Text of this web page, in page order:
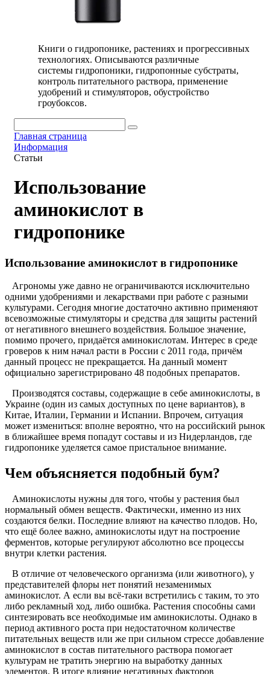
Книги о гидропонике, растениях и прогрессивных
технологиях. Описываются различные
системы гидропоники, гидропонные субстраты,
контроль питательного раствора, применение
удобрений и стимуляторов, обустройство
гроубоксов.
Главная страница
Информация
Статьи
Использование
аминокислот в
гидропонике
Использование аминокислот в гидропонике
Агрономы уже давно не ограничиваются исключительно
одними удобрениями и лекарствами при работе с разными
культурами. Сегодня многие достаточно активно применяют
всевозможные стимуляторы и средства для защиты растений
от негативного внешнего воздействия. Большое значение,
помимо прочего, придаётся аминокислотам. Интерес в среде
гроверов к ним начал расти в России с 2011 года, причём
данный процесс не прекращается. На данный момент
официально зарегистрировано 48 подобных препаратов.
Производятся составы, содержащие в себе аминокислоты, в
Украине (один из самых доступных по цене вариантов), в
Китае, Италии, Германии и Испании. Впрочем, ситуация
может измениться: вполне вероятно, что на российский рынок
в ближайшее время попадут составы и из Нидерландов, где
гидропонике уделяется самое пристальное внимание.
Чем объясняется подобный бум?
Аминокислоты нужны для того, чтобы у растения был
нормальный обмен веществ. Фактически, именно из них
создаются белки. Последние влияют на качество плодов. Но,
что ещё более важно, аминокислоты идут на построение
ферментов, которые регулируют абсолютно все процессы
внутри клетки растения.
В отличие от человеческого организма (или животного), у
представителей флоры нет понятий незаменимых
аминокислот. А если вы всё-таки встретились с таким, то это
либо рекламный ход, либо ошибка. Растения способны сами
синтезировать все необходимые им аминокислоты. Однако в
период активного роста при недостаточном количестве
питательных веществ или же при сильном стрессе добавление
аминокислот в состав питательного раствора помогает
культурам не тратить энергию на выработку данных
элементов. В итоге влияние негативных факторов